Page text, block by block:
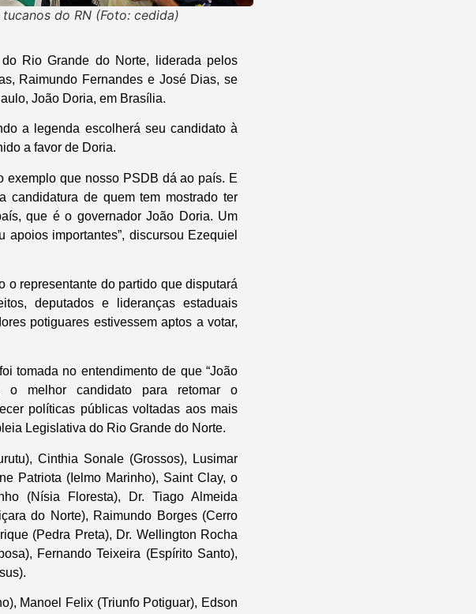
do RN (Foto: cedida)
Rio Grande do Norte, liderada pelos
Raimundo Fernandes e José Dias, se
João Doria, em Brasília.
a legenda escolherá seu candidato à
a favor de Doria.
exemplo que nosso PSDB dá ao país. E
candidatura de quem tem mostrado ter
que é o governador João Doria. Um
importantes”, discursou Ezequiel
o representante do partido que disputará
deputados e lideranças estaduais
potiguares estivessem aptos a votar,
tomada no entendimento de que “João
o melhor candidato para retomar o
políticas públicas voltadas aos mais
Legislativa do Rio Grande do Norte.
Cinthia Sonale (Grossos), Lusimar
Patriota (Ielmo Marinho), Saint Clay, o
(Nísia Floresta), Dr. Tiago Almeida
do Norte), Raimundo Borges (Cerro
(Pedra Preta), Dr. Wellington Rocha
Fernando Teixeira (Espírito Santo),
Manoel Felix (Triunfo Potiguar), Edson